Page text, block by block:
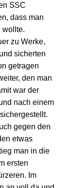
SSC
dass man
wollte.
zu Werke,
sicherten
getragen
den man
war der
nach einem
gegen den
etwas
man in die
ersten
Im